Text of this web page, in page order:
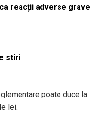
reacții adverse grave
stiri
poate duce la
lei.